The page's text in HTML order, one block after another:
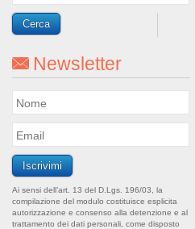
Newsletter
Ai sensi dell’art. 13 del D.Lgs. 196/03, la
compilazione del modulo costituisce esplicita
autorizzazione e consenso alla detenzione e al
trattamento dei dati personali, come disposto